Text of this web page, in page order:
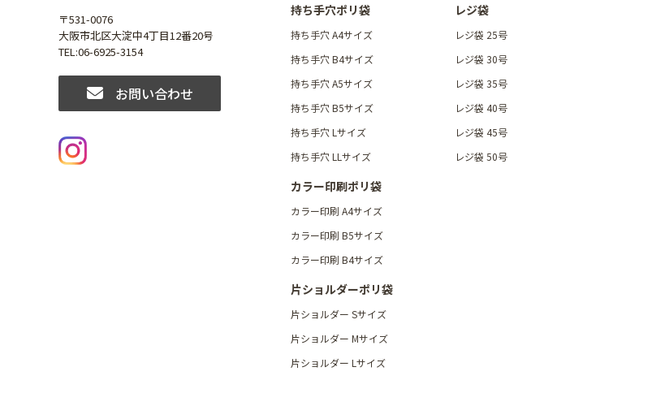
〒531-0076
大阪市北区大淀中4丁目12番20号
TEL:06-6925-3154
お問い合わせ
持ち手穴ポリ袋
持ち手穴 A4サイズ
持ち手穴 B4サイズ
持ち手穴 A5サイズ
持ち手穴 B5サイズ
持ち手穴 Lサイズ
持ち手穴 LLサイズ
カラー印刷ポリ袋
カラー印刷 A4サイズ
カラー印刷 B5サイズ
カラー印刷 B4サイズ
片ショルダーポリ袋
片ショルダー Sサイズ
片ショルダー Mサイズ
片ショルダー Lサイズ
レジ袋
レジ袋 25号
レジ袋 30号
レジ袋 35号
レジ袋 40号
レジ袋 45号
レジ袋 50号